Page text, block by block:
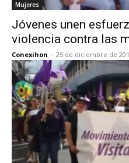
Mujeres
Jóvenes unen
violencia contra las
Conexihon - 25 de diciembre de